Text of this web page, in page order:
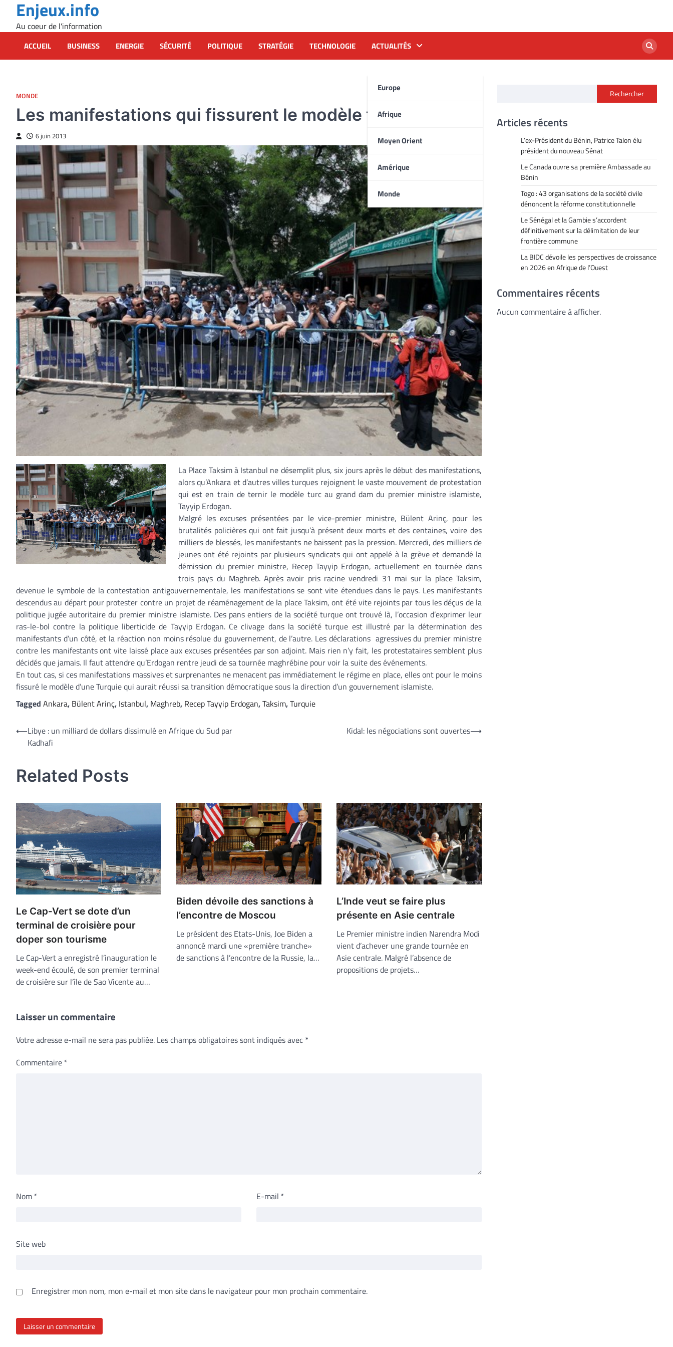
content
Enjeux.info
Au coeur de l'information
ACCUEIL BUSINESS ENERGIE SÉCURITÉ POLITIQUE STRATÉGIE TECHNOLOGIE ACTUALITÉS
Europe
Afrique
Moyen Orient
Amérique
Monde
MONDE
Les manifestations qui fissurent le modèle turc
6 juin 2013
La Place Taksim à Istanbul ne désemplit plus, six jours après le début des manifestations,
alors qu’Ankara et d’autres villes turques rejoignent le vaste mouvement de protestation
qui est en train de ternir le modèle turc au grand dam du premier ministre islamiste,
Tayyip Erdogan.
Malgré les excuses présentées par le vice-premier ministre, Bülent Arinç, pour les
brutalités policières qui ont fait jusqu’à présent deux morts et des centaines, voire des
milliers de blessés, les manifestants ne baissent pas la pression. Mercredi, des milliers de
jeunes ont été rejoints par plusieurs syndicats qui ont appelé à la grève et demandé la
démission du premier ministre, Recep Tayyip Erdogan, actuellement en tournée dans
trois pays du Maghreb. Après avoir pris racine vendredi 31 mai sur la place Taksim,
devenue le symbole de la contestation antigouvernementale, les manifestations se sont vite étendues dans le pays. Les manifestants
descendus au départ pour protester contre un projet de réaménagement de la place Taksim, ont été vite rejoints par tous les déçus de la
politique jugée autoritaire du premier ministre islamiste. Des pans entiers de la société turque ont trouvé là, l’occasion d’exprimer leur
ras-le-bol contre la politique liberticide de Tayyip Erdogan. Ce clivage dans la société turque est illustré par la détermination des
manifestants d’un côté, et la réaction non moins résolue du gouvernement, de l’autre. Les déclarations agressives du premier ministre
contre les manifestants ont vite laissé place aux excuses présentées par son adjoint. Mais rien n’y fait, les protestataires semblent plus
décidés que jamais. Il faut attendre qu’Erdogan rentre jeudi de sa tournée maghrébine pour voir la suite des événements.
En tout cas, si ces manifestations massives et surprenantes ne menacent pas immédiatement le régime en place, elles ont pour le moins
fissuré le modèle d’une Turquie qui aurait réussi sa transition démocratique sous la direction d’un gouvernement islamiste.
Tagged Ankara, Bülent Arinç, Istanbul, Maghreb, Recep Tayyip Erdogan,Taksim,Turquie
Navigation
⟵Libye : un milliard de dollars dissimulé en Afrique du Sud par
Kadhafi
Kidal: les négociations sont ouvertes⟶
Related Posts
Le Cap-Vert se dote d’un
terminal de croisière pour
doper son tourisme
Le Cap-Vert a enregistré l’inauguration le
week-end écoulé, de son premier terminal
de croisière sur l’île de Sao Vicente au…
Biden dévoile des sanctions à
l’encontre de Moscou
Le président des Etats-Unis, Joe Biden a
annoncé mardi une «première tranche»
de sanctions à l’encontre de la Russie, la…
L’Inde veut se faire plus
présente en Asie centrale
Le Premier ministre indien Narendra Modi
vient d’achever une grande tournée en
Asie centrale. Malgré l’absence de
propositions de projets…
Laisser un commentaire
Votre adresse e-mail ne sera pas publiée. Les champs obligatoires sont indiqués avec *
Commentaire *
Nom * E-mail *
Site web
Enregistrer mon nom, mon e-mail et mon site dans le navigateur pour mon prochain commentaire.
Rechercher
Articles récents
L’ex-Président du Bénin, Patrice Talon élu
président du nouveau Sénat
Le Canada ouvre sa première Ambassade au
Bénin
Togo : 43 organisations de la société civile
dénoncent la réforme constitutionnelle
Le Sénégal et la Gambie s’accordent
définitivement sur la délimitation de leur
frontière commune
La BIDC dévoile les perspectives de croissance
en 2026 en Afrique de l’Ouest
Commentaires récents
Aucun commentaire à afficher.